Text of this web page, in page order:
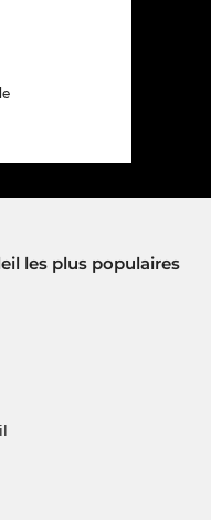
les plus populaires